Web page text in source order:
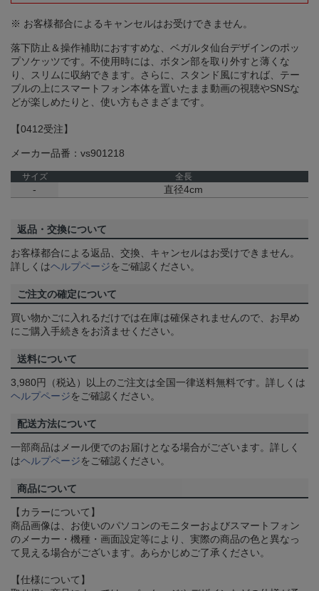
※ お客様都合によるキャンセルはお受けできません。
落下防止＆操作補助におすすめな、ベガルタ仙台デザインのポッ
プソケッツです。不使用時には、ボタン部を取り外すと薄くな
り、スリムに収納できます。さらに、スタンド風にすれば、テー
ブルの上にスマートフォン本体を置いたまま動画の視聴やSNSな
どが楽しめたりと、使い方もさまざまです。
【0412受注】
メーカー品番：vs901218
サイズ 全長
- 直径4cm
返品・交換について
お客様都合による返品、交換、キャンセルはお受けできません。
詳しくはヘルプページをご確認ください。
ご注文の確定について
買い物かごに入れるだけでは在庫は確保されませんので、お早め
にご購入手続きをお済ませください。
送料について
3,980円（税込）以上のご注文は全国一律送料無料です。詳しくは
ヘルプページをご確認ください。
配送方法について
一部商品はメール便でのお届けとなる場合がございます。詳しく
はヘルプページをご確認ください。
商品について
【カラーについて】
商品画像は、お使いのパソコンのモニターおよびスマートフォン
のメーカー・機種・画面設定等により、実際の商品の色と異なっ
て見える場合がございます。あらかじめご了承ください。
【仕様について】